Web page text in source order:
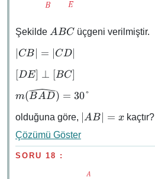
Şekilde ABC
ABC üçgeni verilmiştir.
\abs{CB}
\abs{CD}
CB = CD
[DE]
\perp
[BC]
[DE] ⊥ [BC]
m(\widehat{BAD})
m(BAD) = 30°
olduğuna göre, \abs{AB}
AB = xkaçtır?
Çözümü Göster
SORU 18 :